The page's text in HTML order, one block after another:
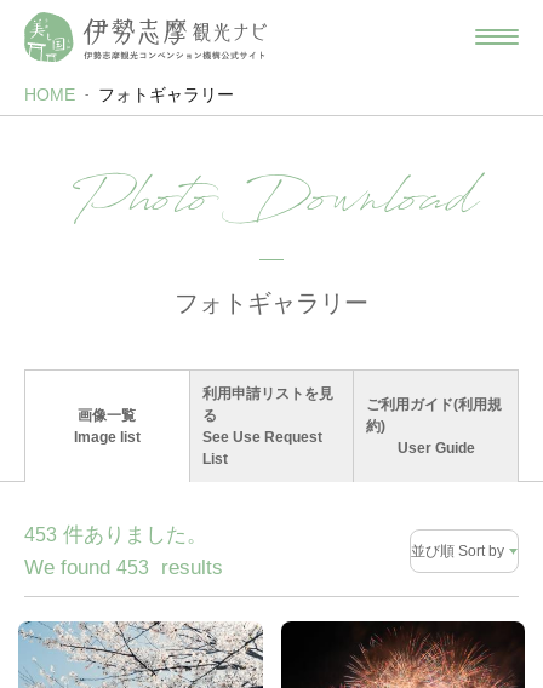
HOME フォトギャラリー
Photo Download
フォトギャラリー
画像一覧
Image list
利用申請リストを見
る
See Use Request
List
ご利用ガイド(利用規
約)
User Guide
453 件ありました。
We found 453 results
並び順 Sort by